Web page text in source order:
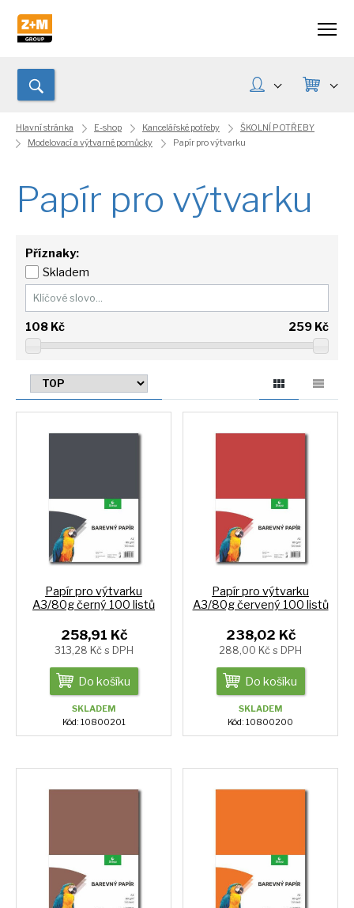
Hlavní stránka E-shop Kancelářské potřeby
ŠKOLNÍ POTŘEBY
Modelovací a výtvarné pomůcky
Papír pro výtvarku
Papír pro výtvarku
Příznaky:
Skladem
108Kč 259 Kč
Papír pro výtvarku
A3/80g černý 100 listů
258,91 Kč
313,28 Kč s DPH
Do košíku
SKLADEM
Kód: 10800201
Papír pro výtvarku
A3/80g červený 100 listů
238,02 Kč
288,00 Kč s DPH
Do košíku
SKLADEM
Kód: 10800200